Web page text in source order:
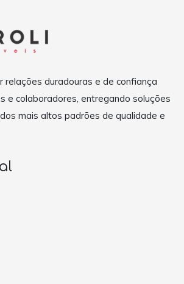
relações duradouras e de confiança
e colaboradores, entregando soluções
mais altos padrões de qualidade e